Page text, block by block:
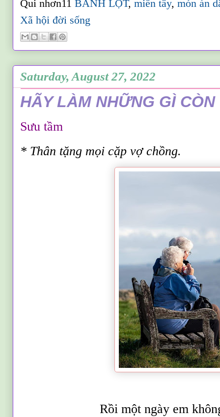
Qui nhơn11BÁNH LỌT,miền tây,món àn
Xã hội đời sống
Saturday, August 27, 2022
HÃY LÀM NHỮNG GÌ CÒN
Sưu tầm
* Thân tặng mọi cặp vợ chồng.
Rồi một ngày em